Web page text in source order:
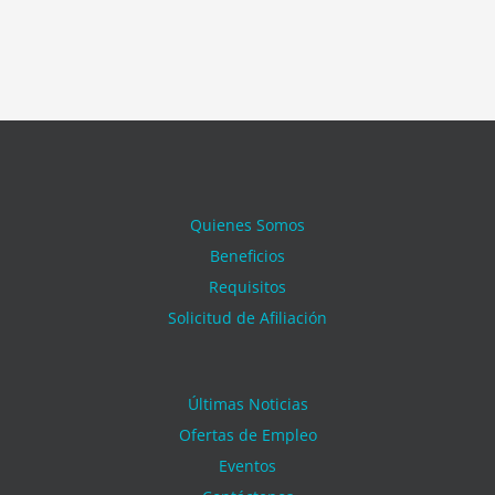
Quienes Somos
Beneficios
Requisitos
Solicitud de Afiliación
Últimas Noticias
Ofertas de Empleo
Eventos